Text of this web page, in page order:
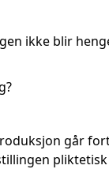
ikke blir
går